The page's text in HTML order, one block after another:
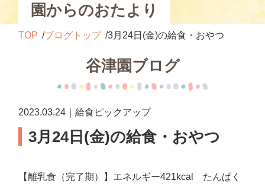
園からのおたより
TOP ブログトップ 3月24日(金)の給食・おやつ
谷津園ブログ
2023.03.24｜給食ピックアップ
3月24日(金)の給食・おやつ
【離乳食（完了期）】エネルギー421kcal たんぱく